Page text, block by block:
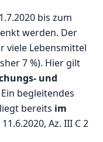
bis zum
werden. Der
viele Lebensmittel
7 %). Hier gilt
und
begleitendes
bereits im
Az. III C 2